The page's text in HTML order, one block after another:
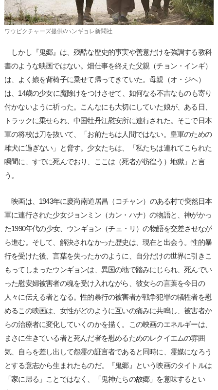
ワウピクチャーズ提供//ハンギョレ新聞社
しかし『鬼郷』は、残酷な歴史的事実や善意だけを強調する教科
書のような映画ではない。畑仕事を終えた父親（チョン・インギ）
は、よく娘を背椅子に乗せて帰ってきていた。母親（オ・ジヘ）
は、14歳の少女に魔除けをつけさせて、如何なる不吉なものも寄り
付かないように祈った。こんなにも大切にしていた娘が、ある日、
トラックに乗せられ、中国牡丹江慰安所に連行された。そこで日本
軍の将校は刀を抜いて、「お前たちは人間ではない。皇軍のための
雌犬に過ぎない」と脅す。少女たちは、「私たちは連れてこられた
瞬間に、すでに死んでおり、ここは（死者が彷徨う）地獄」と言
う。
映画は、1943年に慶尚南道居昌（コチャン）のある村で突然日本
軍に連行された少女ジョンミン（カン・ハナ）の物語と、神がかっ
た1990年代の少女、ウンギョン（チェ・リ）の物語を交差させなが
ら進む。そして、解決されなかった歴史は、現在と出会う。性的暴
行を受けた後、言葉を失ったかのように、自分だけの世界に引きこ
もってしまったウンギョンは、異国の地で踏みにじられ、死んでい
った慰安婦被害者の魂を受け入れながら、彼女らの言葉を今日の
人々に伝える者となる。性的暴行の被害者が戦争犯罪の犠牲者を慰
めるこの映画は、女性がどのように互いの痛みに共鳴し、被害者か
らの治療者に変化していくのかを描く。この映画のエネルギーは、
まさに生きている者と死んだ者を慰めるためのレクイエムの雰囲
気、自らを差し出して怨霊の証言者であると同時に、霊媒になろう
とする意志から生まれたものだ。『鬼郷』という映画のタイトルは
「家に帰る」ことではなく、「鬼神たちの故郷」を意味するとい